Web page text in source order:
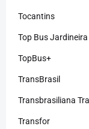
Tocantins
Top Bus Jardineira
TopBus+
TransBrasil
Transbrasiliana
Transfor